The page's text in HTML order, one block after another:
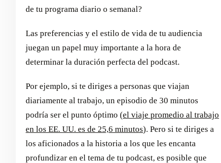
de tu programa diario o semanal?
Las preferencias y el estilo de vida de tu audiencia
juegan un papel muy importante a la hora de
determinar la duración perfecta del podcast.
Por ejemplo, si te diriges a personas que viajan
diariamente al trabajo, un episodio de 30 minutos
podría ser el punto óptimo (el viaje promedio al trabajo
en los EE. UU. es de 25,6 minutos). Pero si te diriges a
los aficionados a la historia a los que les encanta
profundizar en el tema de tu podcast, es posible que